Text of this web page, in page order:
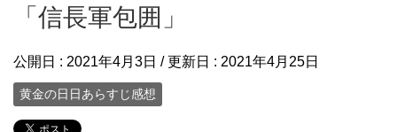
「信長軍包囲」
公開日 : 2021年4月3日 / 更新日 : 2021年4月25日
黄金の日日あらすじ感想